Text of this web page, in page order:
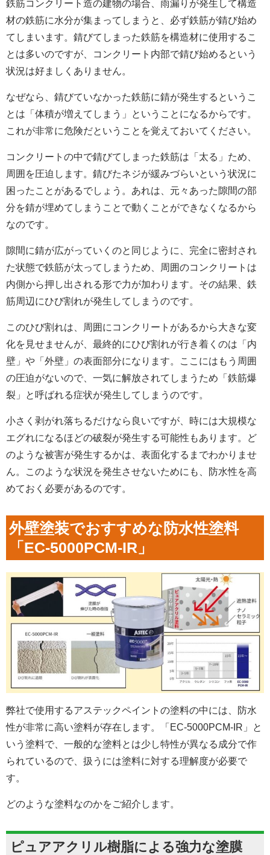
鉄筋コンクリート造の建物の場合、雨漏りが発生して構造
材の鉄筋に水分が集まってしまうと、必ず鉄筋が錆び始め
てしまいます。錆びてしまった鉄筋を構造材に使用するこ
とは多いのですが、コンクリート内部で錆び始めるという
状況は好ましくありません。
なぜなら、錆びていなかった鉄筋に錆が発生するというこ
とは「体積が増えてしまう」ということになるからです。
これが非常に危険だということを覚えておいてください。
コンクリートの中で錆びてしまった鉄筋は「太る」ため、
周囲を圧迫します。錆びたネジが緩みづらいという状況に
困ったことがあるでしょう。あれは、元々あった隙間の部
分を錆が埋めてしまうことで動くことができなくなるから
なのです。
隙間に錆が広がっていくのと同じように、完全に密封され
た状態で鉄筋が太ってしまうため、周囲のコンクリートは
内側から押し出される形で力が加わります。その結果、鉄
筋周辺にひび割れが発生してしまうのです。
このひび割れは、周囲にコンクリートがあるから大きな変
化を見せませんが、最終的にひび割れが行き着くのは「内
壁」や「外壁」の表面部分になります。ここにはもう周囲
の圧迫がないので、一気に解放されてしまうため「鉄筋爆
裂」と呼ばれる症状が発生してしまうのです。
小さく剥がれ落ちるだけなら良いですが、時には大規模な
エグれになるほどの破裂が発生する可能性もあります。ど
のような被害が発生するかは、表面化するまでわかりませ
ん。このような状況を発生させないためにも、防水性を高
めておく必要があるのです。
外壁塗装でおすすめな防水性塗料
「EC-5000PCM-IR」
弊社で使用するアステックペイントの塗料の中には、防水
性が非常に高い塗料が存在します。「EC-5000PCM-IR」と
いう塗料で、一般的な塗料とは少し特性が異なる成分で作
られているので、扱うには塗料に対する理解度が必要で
す。
どのような塗料なのかをご紹介します。
ピュアアクリル樹脂による強力な塗膜